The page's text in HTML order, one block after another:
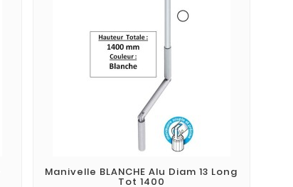
Manivelle BLANCHE Alu Diam 13 Long
Tot 1400